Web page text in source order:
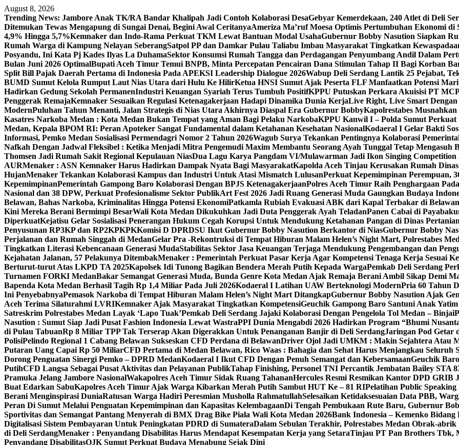
Skip
to
content
August 8, 2026
Trending News: Jambore Anak TK/RA Bandar Khalipah Jadi Contoh Kolaborasi DesaGebyar Kemerdekaan, 240 Atlet di Deli
Ditemukan Tewas Mengapung di Sungai Denai, Begini Awal Ceritanya‎Ameriza Ma’ruf Moesa‎ Optimis Pertumbuhan Ekonomi
4,9% Hingga 5,7%Kemnaker dan Indo-Rama Perkuat TKM Lewat Bantuan Modal UsahaGubernur Bobby Nasution Siapkan
Rumah Warga di Kampung Nelayan SeberangSatpol PP dan Damkar Pulau Taliabu Imbau Masyarakat Tingkatkan
Posyandu, Ini Kata Pj Kades Ilyas La DuhamaSektor Konsumsi Rumah Tangga dan Perdagangan Penyumbang Andil Dalam
Bulan Juni 2026 Optimal‎‎Bupati Aceh Timur Temui BNPB, Minta Percepatan Pencairan Dana Stimulan Tahap II Bagi Korban
Split Bill Pajak Daerah Pertama di Indonesia Pada APEKSI Leadership Dialogue 2026Wabup Deli Serdang Lantik 25 Pejabat,
BUMD Sumut Kelola Rumput Laut Nias Utara dari Hulu Ke HilirKetua HNSI Sumut Ajak Peserta FLF Manfaatkan Potensi
Hadirkan Gedung Sekolah PermanenIndustri Keuangan Syariah Terus Tumbuh PositifKPPU Putuskan Perkara Akuisisi PT
Penggerak RemajaKemnaker Sesuaikan Regulasi Ketenagakerjaan Hadapi Dinamika Dunia KerjaLive Right, Live Smart
ModernPuluhan Tahun Menanti, Jalan Strategis di Nias Utara Akhirnya Diaspal Era Gubernur BobbyKapolrestabes
Kasatres Narkoba Medan : Kota Medan Bukan Tempat yang Aman Bagi Pelaku NarkobaKPPU Kanwil I – Polda Sumut Perkuat
Medan, Kepala BPOM RI: Peran Apoteker Sangat Fundamental dalam Ketahanan Kesehatan NasionalKodaeral I Gelar Bakti
Informasi, Pemko Medan Sosialisasi Permendagri Nomor 2 Tahun 2026Wagub Surya Tekankan Pentingnya Kolaborasi
Nafkah Dengan Jadwal Fleksibel : Ketika Menjadi Mitra Pengemudi Maxim Membantu Seorang Ayah Tunggal Tetap Mengasuh
Thomsen Jadi Rumah Sakit Regional Kepulauan NiasDua Lagu Karya Pangdam VI/Mulawarman Jadi Ikon Singing
AURMenaker : ASN Kemnaker Harus Hadirkan Dampak Nyata Bagi MasyarakatKapolda Aceh Tinjau Kerusakan Rumah
HujanMenaker Tekankan Kolaborasi Kampus dan Industri Untuk Atasi Mismatch LulusanPerkuat Kepemimpinan Perempuan,
KepemimpinanPemerintah Gampong Baro Kolaborasi Dengan BPJS KetenagakerjaanPolres Aceh Timur Raih Penghargaan
Nasional dan 38 DPW, Perkuat Profesionalisme Sektor PublikArt Fest 2026 Jadi Ruang Generasi Muda Gaungkan Budaya
Belawan, Bahas Narkoba, Kriminalitas Hingga Potensi EkonomiPatkamla Rubiah Evakuasi ABK dari Kapal Terbakar di Belawan
Kini Mereka Berani Bermimpi BesarWali Kota Medan Dikukuhkan Jadi Duta Penggerak Ayah TeladanPanen Cabai di
DiperkuatKejatisu Gelar Sosialisasi Penerangan Hukum Cegah Korupsi Untuk Mendukung Ketahanan Pangan di Dinas
Penyusunan RP3KP dan RP2KPKPKKomisi D DPRDSU Ikut Gubernur Bobby Nasution Berkantor di NiasGubernur Bobby
Perjalanan dan Rumah Singgah di MedanGelar Pra -Rekontruksi di Tempat Hiburan Malam Helen’s Night Mart, Polrestabes
Tingkatkan Literasi Kebencanaan Generasi MudaStabilitas Sektor Jasa Keuangan Terjaga Mendukung Pengembangan dan
Kejahatan Jalanan, 57 Pelakunya DitembakMenaker : Pemerintah Perkuat Pasar Kerja Agar Kompetensi Tenaga Kerja Sesuai
Berturut-turut Atas LKPD TA 2025Kapolsek Idi Tunong Bagikan Bendera Merah Putih Kepada WargaPemkab Deli Serdang
Turnamen FORKI MedanBakar Semangat Generasi Muda, Bunda Genre Kota Medan Ajak Remaja Berani Ambil Sikap Demi
Bapenda Kota Medan Berhasil Tagih Rp 1,4 Miliar Pada Juli 2026Kodaeral I Latihan UAW Berteknologi ModernPria 60 Tahun
Ini PenyebabnyaPemasok Narkoba di Tempat Hiburan Malam Helen’s Night Mart DitangkapGubernur Bobby Nasution Ajak
Aceh Terima Silaturahmi LVRIKemnaker Ajak Masyarakat Tingkatkan KompetensiGeuchik Gampong Baro Santuni Anak
Satreskrim Polrestabes Medan Layak ‘Lapo Tuak’Pemkab Deli Serdang Jajaki Kolaborasi Dengan Pengelola Tol Medan – Binjai
Nasution : Sumut Siap Jadi Pusat Fashion Indonesia Lewat WastraPPI Dunia Mengabdi 2026 Hadirkan Program “Bhumi
di Pulau TabuanRp 8 Miliar TPP Tak Terserap Akan Digerakkan Untuk Penanganan Banjir di Deli SerdangJaringan Pod Getar
PolisiPelindo Regional 1 Cabang Belawan Sukseskan CFD Perdana di BelawanDriver Ojol Jadi UMKM : Makin Sejahtera Atau
Putaran Uang Capai Rp 50 MiliarCFD Pertama di Medan Belawan, Rico Waas : Bahagia dan Sehat Harus Menjangkau Seluruh
Dorong Penguatan Sinergi Pemko – DPRD MedanKodaeral I Ikut CFD Dengan Penuh Semangat dan KebersamaanGeuchik
PutihCFD Langsa Sebagai Pusat Aktivitas dan Pelayanan PublikTahap Finishing, Personel TNI Percantik Jembatan Bailey STA
Pramuka Jelang Jambore NasionalWakapolres Aceh Timur Sidak Ruang TahananHercules Resmi Resmikan Kantor DPD GRIB
Buat Edarkan SabuKapolres Aceh Timur Ajak Warga Kibarkan Merah Putih Sambut HUT Ke – 81 RIPelatihan Public
Berani Menginspirasi DuniaRatusan Warga Hadiri Peresmian Musholla RahmatullahSelesaikan Ketidaksesuaian Data PBB,
Peran Di Sumut Melalui Penguatan Kepemimpinan dan Kapasitas KelembagaanDi Tengah Pembukaan Rute Baru, Gubernur
Sportivitas dan Semangat Pantang Menyerah di BMX Drag Bike Piala Wali Kota Medan 2026Bank Indonesia – Kemenko
Digitalisasi Sistem Pembayaran Untuk Peningkatan PDRD di SumateraDalam Sebulan Terakhir, Polrestabes Medan Obrak-abrik
di Deli SerdangMenaker : Penyandang Disabilitas Harus Mendapat Kesempatan Kerja yang SetaraTinjau PT Pan Brothers Tbk,
Penyandang DisabilitasOJK Sumut Perkuat Budaya Menabung Sejak Dini